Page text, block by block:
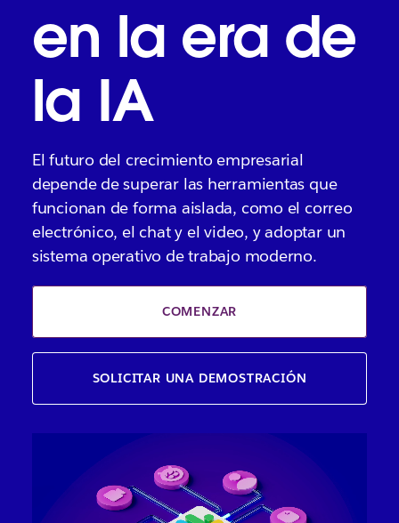
en la era de
la IA
El futuro del crecimiento empresarial
depende de superar las herramientas que
funcionan de forma aislada, como el correo
electrónico, el chat y el video, y adoptar un
sistema operativo de trabajo moderno.
COMENZAR
SOLICITAR UNA DEMOSTRACIÓN